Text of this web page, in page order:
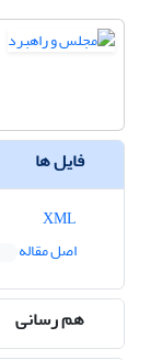
فایل ها
اصل مقاله
هم رسانی